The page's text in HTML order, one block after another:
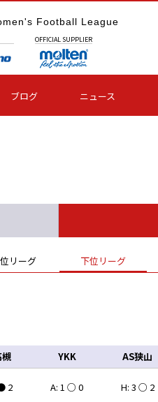
Football League
OFFICIAL SUPPLIER
ブログ ニュース
位リーグ 下位リーグ
槻 YKK AS狭山
2 A: 1 ○ 0 H: 3 ○ 2